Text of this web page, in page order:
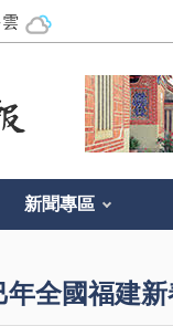
雲
新聞專區
年全國福建